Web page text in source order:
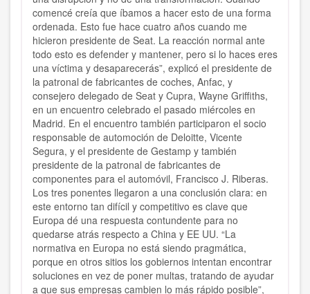
comencé creía que íbamos a hacer esto de una forma
ordenada. Esto fue hace cuatro años cuando me
hicieron presidente de Seat. La reacción normal ante
todo esto es defender y mantener, pero si lo haces eres
una víctima y desaparecerás”, explicó el presidente de
la patronal de fabricantes de coches, Anfac, y
consejero delegado de Seat y Cupra, Wayne Griffiths,
en un encuentro celebrado el pasado miércoles en
Madrid. En el encuentro también participaron el socio
responsable de automoción de Deloitte, Vicente
Segura, y el presidente de Gestamp y también
presidente de la patronal de fabricantes de
componentes para el automóvil, Francisco J. Riberas.
Los tres ponentes llegaron a una conclusión clara: en
este entorno tan difícil y competitivo es clave que
Europa dé una respuesta contundente para no
quedarse atrás respecto a China y EE UU. “La
normativa en Europa no está siendo pragmática,
porque en otros sitios los gobiernos intentan encontrar
soluciones en vez de poner multas, tratando de ayudar
a que sus empresas cambien lo más rápido posible”,